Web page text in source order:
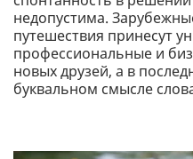
недопустима.
путешествия принесут
профессиональные и
новых друзей, а в
буквальном смысле